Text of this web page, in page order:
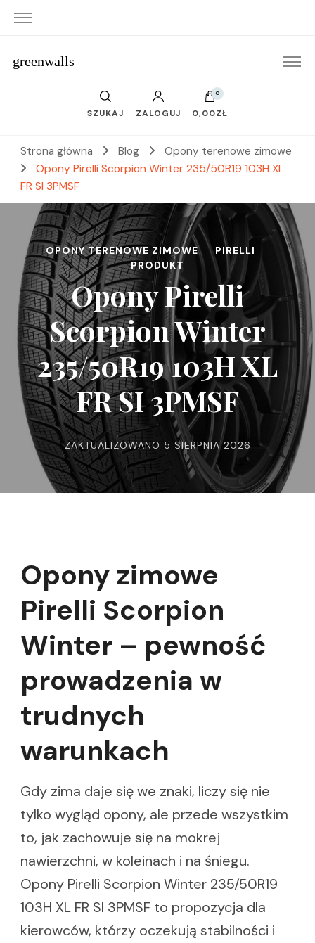
greenwalls
SZUKAJ ZALOGUJ
0
0,00ZŁ
Strona główna Blog
Opony terenowe zimowe
Opony Pirelli Scorpion Winter 235/50R19 103H XL
FR SI 3PMSF
OPONY TERENOWE ZIMOWE
PIRELLI
PRODUKT
Opony Pirelli
Scorpion Winter
235/50R19 103H XL
FR SI 3PMSF
ZAKTUALIZOWANO 5 SIERPNIA 2026
Opony zimowe
Pirelli Scorpion
Winter – pewność
prowadzenia w
trudnych
warunkach
Gdy zima daje się we znaki, liczy się nie
tylko wygląd opony, ale przede wszystkim
to, jak zachowuje się na mokrej
nawierzchni, w koleinach i na śniegu.
Opony Pirelli Scorpion Winter 235/50R19
103H XL FR SI 3PMSF to propozycja dla
kierowców, którzy oczekują stabilności i